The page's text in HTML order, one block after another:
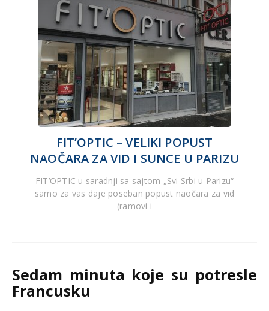
FIT’OPTIC – VELIKI POPUST
NAOČARA ZA VID I SUNCE U PARIZU
FIT’OPTIC u saradnji sa sajtom „Svi Srbi u Parizu“
samo za vas daje poseban popust naočara za vid
(ramovi i
Sedam minuta koje su potresle
Francusku